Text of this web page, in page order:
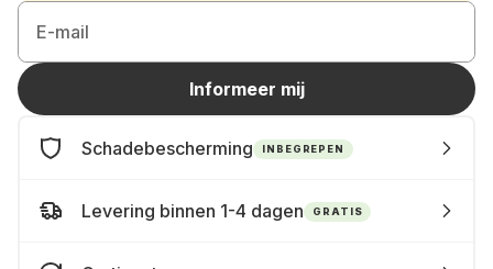
E-mail
Informeer mij
Schadebescherming INBEGREPEN
Levering binnen 1-4 dagen GRATIS